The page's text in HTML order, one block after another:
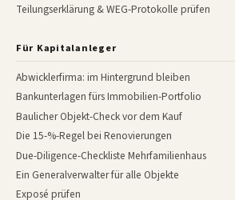
Teilungserklärung & WEG-Protokolle prüfen
Für Kapitalanleger
Abwicklerfirma: im Hintergrund bleiben
Bankunterlagen fürs Immobilien-Portfolio
Baulicher Objekt-Check vor dem Kauf
Die 15-%-Regel bei Renovierungen
Due-Diligence-Checkliste Mehrfamilienhaus
Ein Generalverwalter für alle Objekte
Exposé prüfen